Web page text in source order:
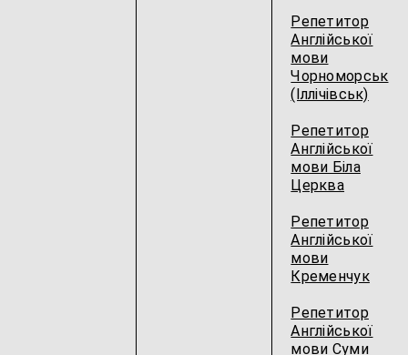
Репетитор
Англійської
мови
Чорноморськ
(Іллічівськ)
Репетитор
Англійської
мови Біла
Церква
Репетитор
Англійської
мови
Кременчук
Репетитор
Англійської
мови Суми